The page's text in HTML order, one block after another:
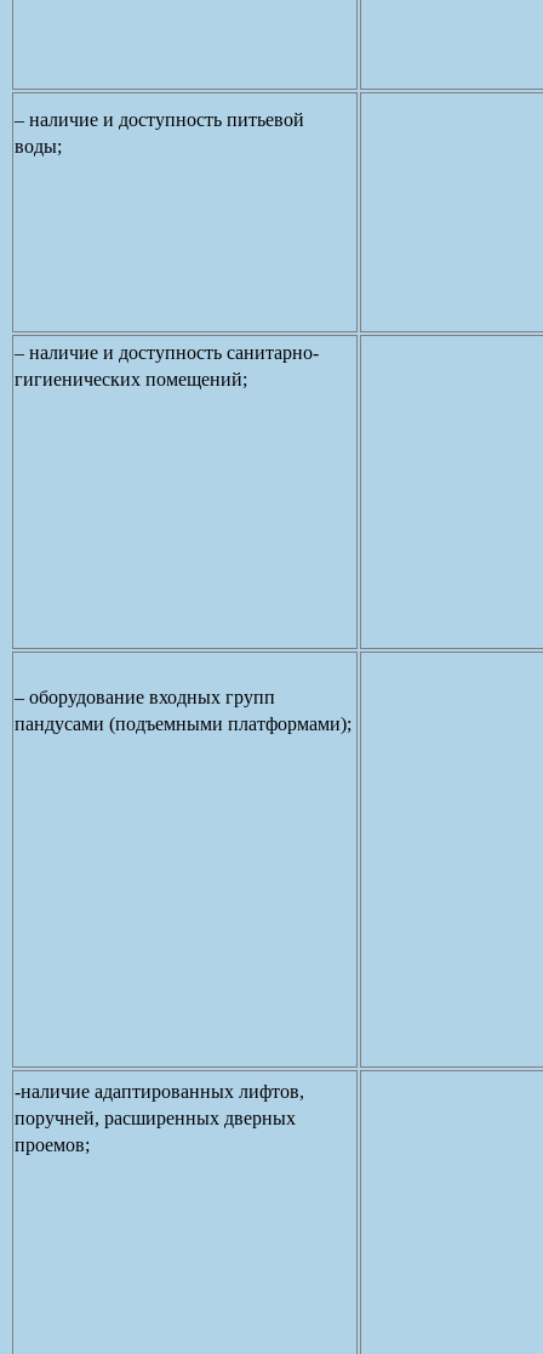
– наличие и доступность питьевой
воды;
– наличие и доступность санитарно-
гигиенических помещений;
– оборудование входных групп
пандусами (подъемными платформами);
-наличие адаптированных лифтов,
поручней, расширенных дверных
проемов;